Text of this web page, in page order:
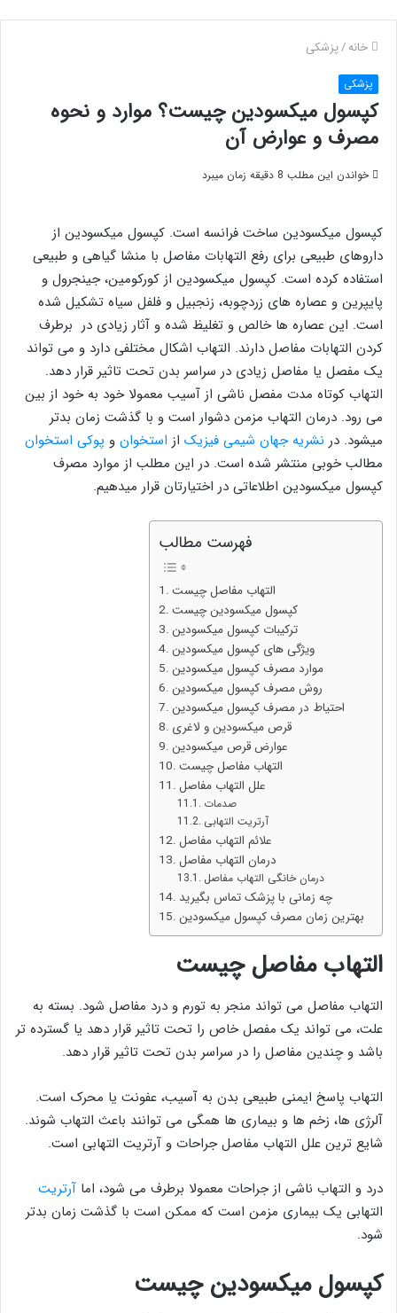
خانه/پزشکی
پزشکی
کپسول میکسودین چیست؟ موارد و نحوه
مصرف و عوارض آن
خواندن این مطلب 8 دقیقه زمان میبرد
کپسول میکسودین ساخت فرانسه است. کپسول میکسودین از
داروهای طبیعی برای رفع التهابات مفاصل با منشا گیاهی و طبیعی
استفاده کرده است. کپسول میکسودین از کورکومین، جینجرول و
پایپرین و عصاره های زردچوبه، زنجبیل و فلفل سیاه تشکیل شده
است. این عصاره ها خالص و تغلیظ شده و آثار زیادی در برطرف
کردن التهابات مفاصل دارند. التهاب اشکال مختلفی دارد و می تواند
یک مفصل یا مفاصل زیادی در سراسر بدن تحت تاثیر قرار دهد.
التهاب کوتاه مدت مفصل ناشی از آسیب معمولا خود به خود از بین
می رود. درمان التهاب مزمن دشوار است و با گذشت زمان بدتر
میشود. در نشریه جهان شیمی فیزیک از استخوان و پوکی استخوان
مطالب خوبی منتشر شده است. در این مطلب از موارد مصرف
کپسول میکسودین اطلاعاتی در اختیارتان قرار میدهیم.
فهرست مطالب
التهاب مفاصل چیست
کپسول میکسودین چیست
ترکیبات کپسول میکسودین
ویژگی های کپسول میکسودین
موارد مصرف کپسول میکسودین
روش مصرف کپسول میکسودین
احتیاط در مصرف کپسول میکسودین
قرص میکسودین و لاغری
عوارض قرص میکسودین
التهاب مفاصل چیست
علل التهاب مفاصل
صدمات
آرتریت التهابی
علائم التهاب مفاصل
درمان التهاب مفاصل
درمان خانگی التهاب مفاصل
چه زمانی با پزشک تماس بگیرید
بهترین زمان مصرف کپسول میکسودین
التهاب مفاصل چیست
التهاب مفاصل می تواند منجر به تورم و درد مفاصل شود. بسته به
علت، می تواند یک مفصل خاص را تحت تاثیر قرار دهد یا گسترده تر
باشد و چندین مفاصل را در سراسر بدن تحت تاثیر قرار دهد.
التهاب پاسخ ایمنی طبیعی بدن به آسیب، عفونت یا محرک است.
آلرژی ها، زخم ها و بیماری ها همگی می توانند باعث التهاب شوند.
شایع ترین علل التهاب مفاصل جراحات و آرتریت التهابی است.
درد و التهاب ناشی از جراحات معمولا برطرف می شود، اما آرتریت
التهابی یک بیماری مزمن است که ممکن است با گذشت زمان بدتر
شود.
کپسول میکسودین چیست